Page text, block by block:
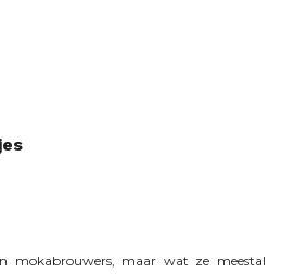
mokabrouwers, maar wat ze meestal